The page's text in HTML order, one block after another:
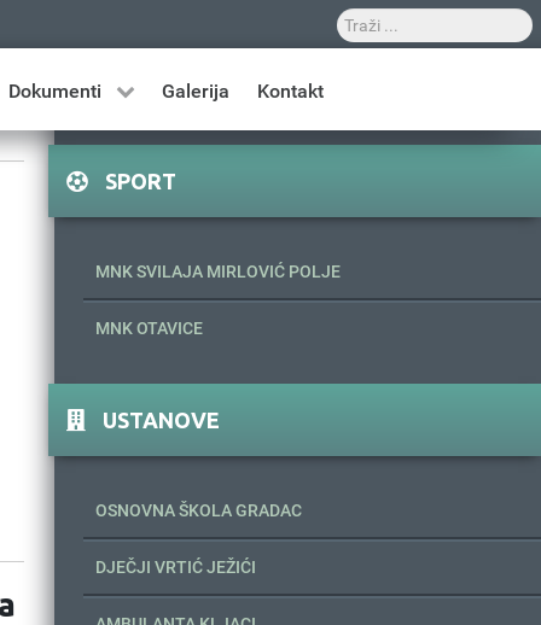
Dokumenti Galerija Kontakt
SPORT
MNK SVILAJA MIRLOVIĆ POLJE
MNK OTAVICE
USTANOVE
OSNOVNA ŠKOLA GRADAC
DJEČJI VRTIĆ JEŽIĆI